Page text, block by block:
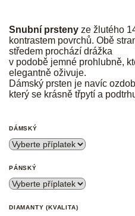
Snubní prsteny ze žlutého
kontrastem povrchů. Obě
středem prochází drážka
v podobě jemné prohlubně,
elegantně oživuje.
Dámský prsten je navíc
který se krásně třpytí a
DÁMSKÝ
PÁNSKÝ
DIAMANTY (KVALITA)